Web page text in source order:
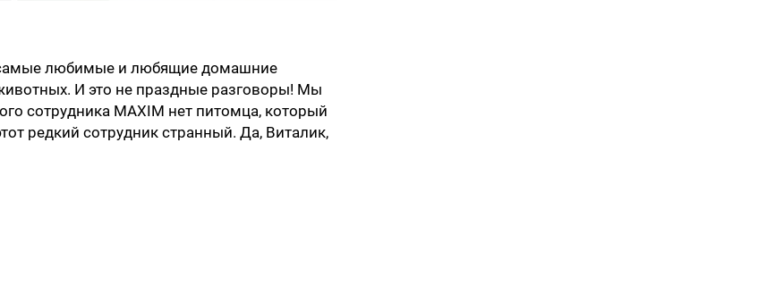
любимые и любящие домашние
И это не праздные разговоры! Мы
сотрудника MAXIM нет питомца, который
редкий сотрудник странный. Да, Виталик,